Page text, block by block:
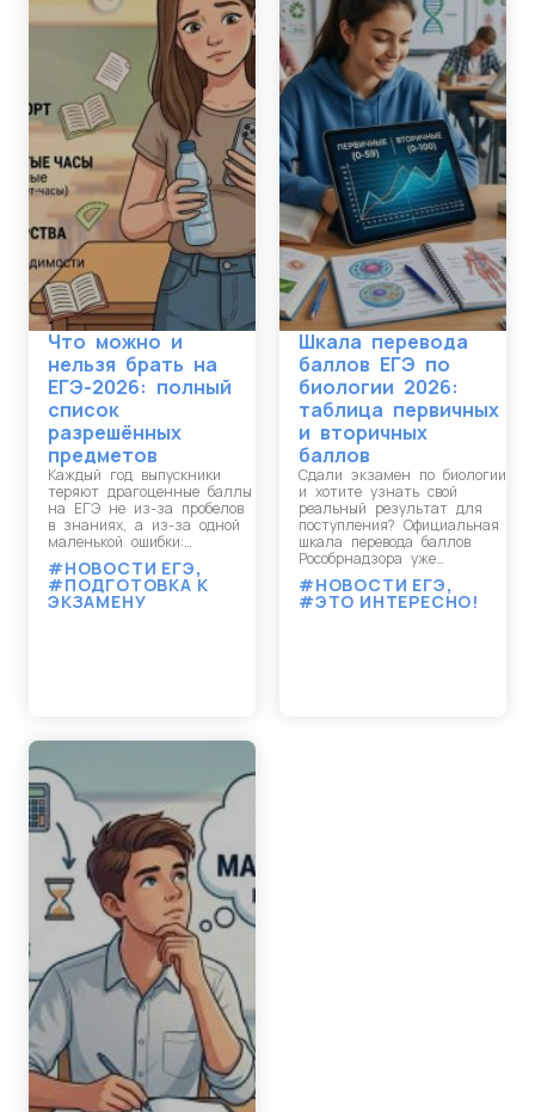
Что можно и
нельзя брать на
ЕГЭ-2026: полный
список
разрешённых
предметов
Каждый год выпускники
теряют драгоценные баллы
на ЕГЭ не из-за пробелов
в знаниях, а из-за одной
маленькой ошибки:…
#НОВОСТИ ЕГЭ,
#ПОДГОТОВКА К
ЭКЗАМЕНУ
Шкала перевода
баллов ЕГЭ по
биологии 2026:
таблица первичных
и вторичных
баллов
Сдали экзамен по биологии
и хотите узнать свой
реальный результат для
поступления? Официальная
шкала перевода баллов
Рособрнадзора уже…
#НОВОСТИ ЕГЭ,
#ЭТО ИНТЕРЕСНО!